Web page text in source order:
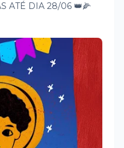
ATÉ DIA 28/06 👑🌽